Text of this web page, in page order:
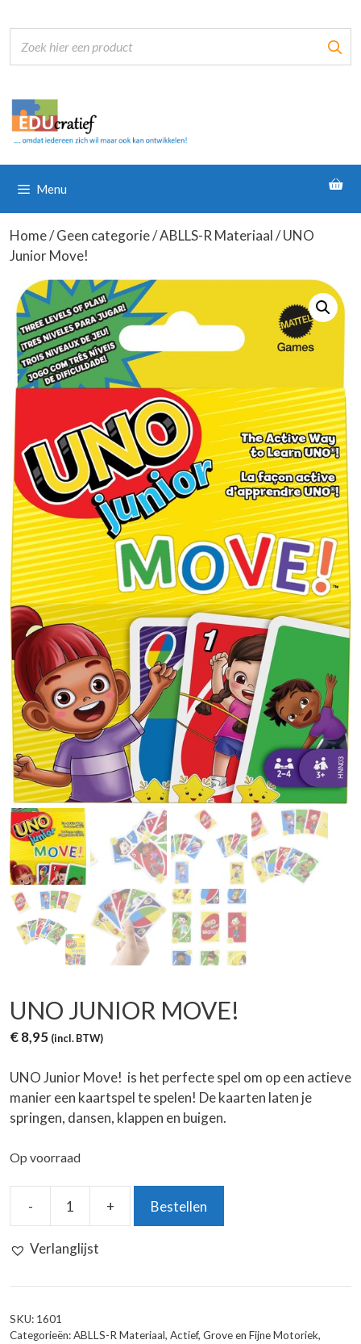
naar
inhoud
Menu
Home/Geen categorie/ABLLS-R Materiaal/ UNO
Junior Move!
UNO JUNIOR MOVE!
€8,95 (incl. BTW)
UNO Junior Move! is het perfecte spel om op een actieve
manier een kaartspel te spelen! De kaarten laten je
springen, dansen, klappen en buigen.
Op voorraad
-
UNO
+ Bestellen
Verlanglijst
SKU: 1601
Categorieën:ABLLS-R Materiaal, Actief, Grove en Fijne Motoriek,